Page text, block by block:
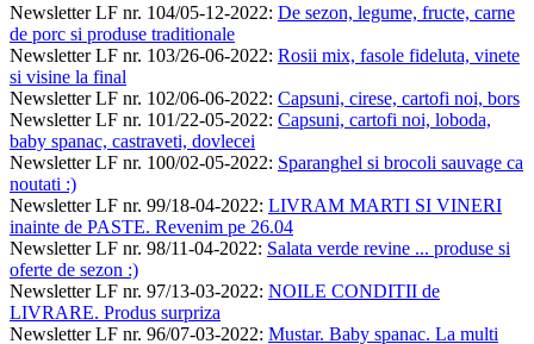
Newsletter LF nr. 104/05-12-2022: De sezon, legume, fructe, carne
de porc si produse traditionale
Newsletter LF nr. 103/26-06-2022: Rosii mix, fasole fideluta, vinete
si visine la final
Newsletter LF nr. 102/06-06-2022: Capsuni, cirese, cartofi noi, bors
Newsletter LF nr. 101/22-05-2022: Capsuni, cartofi noi, loboda,
baby spanac, castraveti, dovlecei
Newsletter LF nr. 100/02-05-2022: Sparanghel si brocoli sauvage ca
noutati :)
Newsletter LF nr. 99/18-04-2022: LIVRAM MARTI SI VINERI
inainte de PASTE. Revenim pe 26.04
Newsletter LF nr. 98/11-04-2022: Salata verde revine ... produse si
oferte de sezon :)
Newsletter LF nr. 97/13-03-2022: NOILE CONDITII de
LIVRARE. Produs surpriza
Newsletter LF nr. 96/07-03-2022: Mustar. Baby spanac. La multi